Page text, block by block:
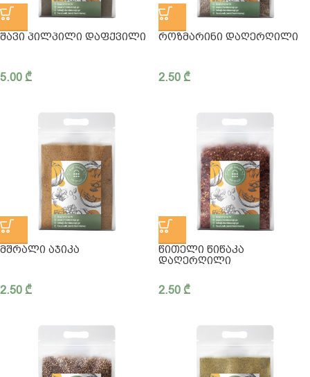
ᲨᲐᲕᲘ ᲞᲘᲚᲞᲘᲚᲘ ᲓᲐᲤᲥᲕᲘᲚᲘ
5.00 ₾
ᲠᲝᲖᲛᲐᲠᲘᲜᲘ ᲓᲐᲦᲔᲠᲦᲘᲚᲘ
2.50 ₾
ᲛᲨᲠᲐᲚᲘ ᲐᲯᲘᲙᲐ
2.50 ₾
ᲬᲘᲗᲔᲚᲘ ᲬᲘᲬᲐᲙᲐ
ᲓᲐᲦᲔᲠᲦᲘᲚᲘ
2.50 ₾